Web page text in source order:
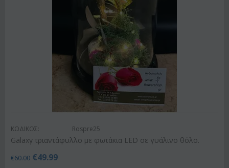
ΚΩΔΙΚΟΣ: Rospre25
Galaxy τριαντάφυλλο με φωτάκια LED σε γυάλινο θόλο.
€60.00 €49.99